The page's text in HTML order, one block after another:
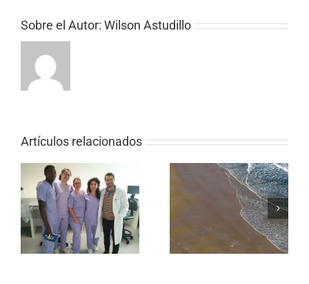
Sobre el Autor: Wilson Astudillo
Artículos relacionados
Integrating palliative
care into national
policies
Quality standards for
Palliative care in AFCA